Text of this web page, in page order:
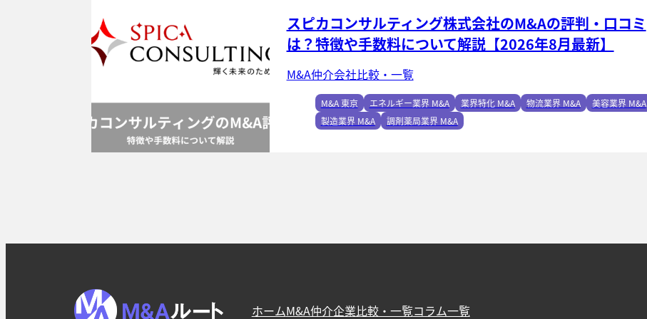
スピカコンサルティング株式会社のM&Aの評判・口コミ
は？特徴や手数料について解説【2026年8月最新】
M&A仲介会社比較・一覧
M&A 東京 エネルギー業界 M&A 業界特化 M&A 物流業界 M&A
美容業界 M&A
製造業界 M&A
調剤薬局業界 M&A
ホームM&A仲介企業比較・一覧コラム一覧